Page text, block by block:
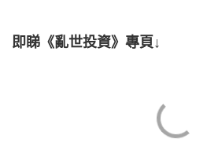
即睇《亂世投資》專頁↓